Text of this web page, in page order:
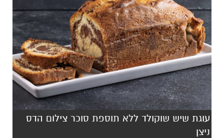
עוגת שיש שוקולד ללא תוספת סוכר צילום הדס
ניצן